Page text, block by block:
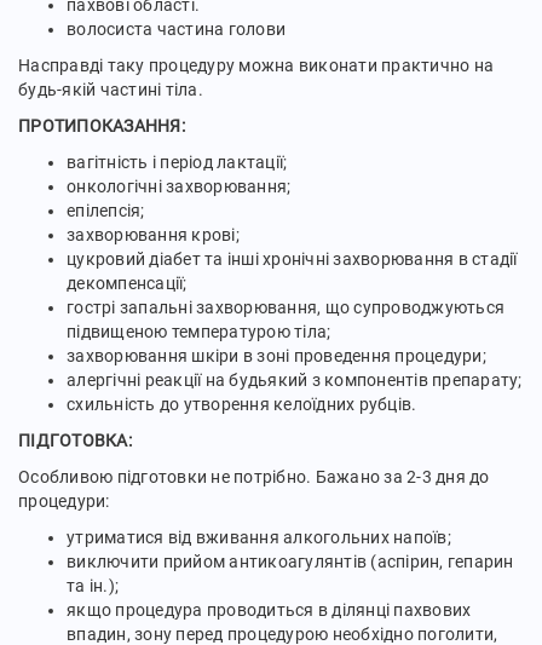
пахвові області.
волосиста частина голови
Насправді таку процедуру можна виконати практично на
будь-якій частині тіла.
ПРОТИПОКАЗАННЯ:
вагітність і період лактації;
онкологічні захворювання;
епілепсія;
захворювання крові;
цукровий діабет та інші хронічні захворювання в стадії
декомпенсації;
гострі запальні захворювання, що супроводжуються
підвищеною температурою тіла;
захворювання шкіри в зоні проведення процедури;
алергічні реакції на будьякий з компонентів препарату;
схильність до утворення келоїдних рубців.
ПІДГОТОВКА:
Особливою підготовки не потрібно. Бажано за 2-3 дня до
процедури:
утриматися від вживання алкогольних напоїв;
виключити прийом антикоагулянтів (аспірин, гепарин
та ін.);
якщо процедура проводиться в ділянці пахвових
впадин, зону перед процедурою необхідно поголити,